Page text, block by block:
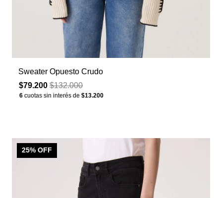
Sweater Opuesto Crudo
$79.200 $132.000
6 cuotas sin interés de $13.200
25% OFF